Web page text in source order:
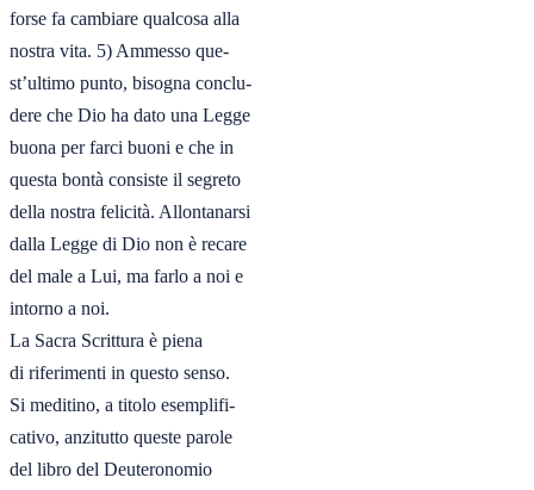
forse fa cambiare qualcosa alla
nostra vita. 5) Ammesso que-
st’ultimo punto, bisogna conclu-
dere che Dio ha dato una Legge
buona per farci buoni e che in
questa bontà consiste il segreto
della nostra felicità. Allontanarsi
dalla Legge di Dio non è recare
del male a Lui, ma farlo a noi e
intorno a noi.
La Sacra Scrittura è piena
di riferimenti in questo senso.
Si meditino, a titolo esemplifi-
cativo, anzitutto queste parole
del libro del Deuteronomio